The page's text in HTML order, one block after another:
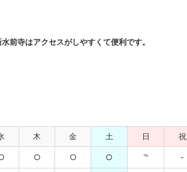
前寺はアクセスがしやすくて便利です。
木 金 土 日 祝
○ ○ ○ ℡ -